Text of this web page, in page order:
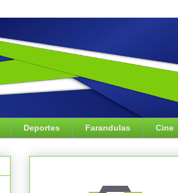
Deportes Farandulas Cine